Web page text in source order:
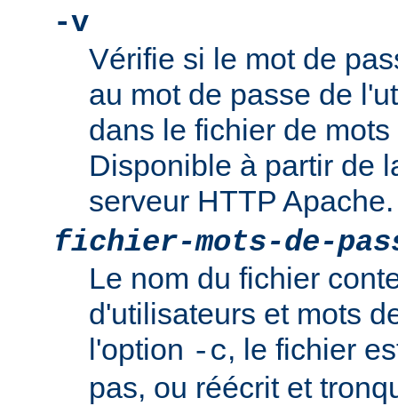
-v
Vérifie si le mot de
au mot de passe de
dans le fichier de
Disponible à partir de
serveur HTTP Apache.
fichier-mots-de-
Le nom du fichier
d'utilisateurs et mots
l'option -c, le fichier
pas, ou réécrit et